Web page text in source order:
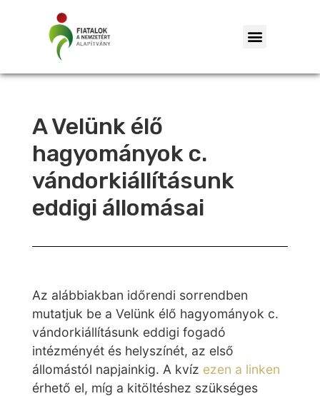
A Velünk élő
hagyományok c.
vándorkiállításunk
eddigi állomásai
Az alábbiakban időrendi sorrendben
mutatjuk be a Velünk élő hagyományok c.
vándorkiállításunk eddigi fogadó
intézményét és helyszínét, az első
állomástól napjainkig. A kvíz ezen a linken
érhető el, míg a kitöltéshez szükséges